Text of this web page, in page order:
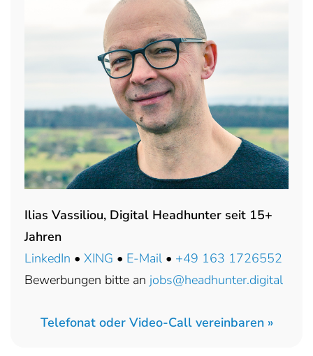
Ilias Vassiliou, Digital Headhunter seit 15+
Jahren
LinkedIn • XING • E-Mail • +49 163 1726552
Bewerbungen bitte an jobs@headhunter.digital
Telefonat oder Video-Call vereinbaren »